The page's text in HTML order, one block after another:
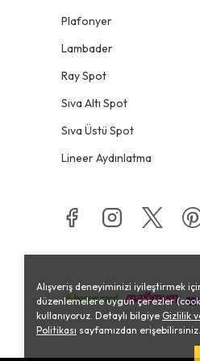
Alışveriş deneyiminizi iyileştirmek
düzenlemelere uygun çerezler
kullanıyoruz. Detaylı bilgiye Gizlilik
Politikası sayfamızdan erişebilirsiniz.
Plafonyer
Lambader
Ray Spot
Sıva Altı Spot
Sıva Üstü Spot
Lineer Aydınlatma